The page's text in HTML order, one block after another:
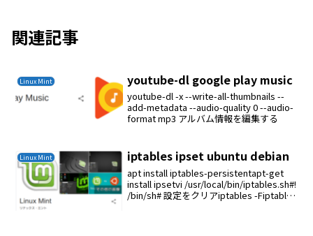
関連記事
Linux Mint youtube-dl google play music
youtube-dl -x --write-all-thumbnails --
add-metadata --audio-quality 0 --audio-
format mp3 アルバム情報を編集する
Linux Mint iptables ipset ubuntu debian
apt install iptables-persistentapt-get
install ipsetvi /usr/local/bin/iptables.sh#!
/bin/sh# 設定をクリアiptables -Fiptables